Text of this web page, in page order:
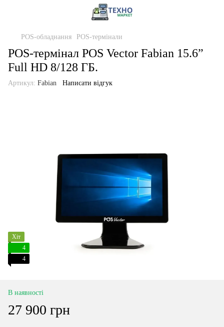
POS-обладнання POS-термінали
POS-термінал POS Vector Fabian 15.6”
Full HD 8/128 ГБ.
Артикул: Fabian Написати відгук
Хіт
4
4
В наявності
27 900 грн